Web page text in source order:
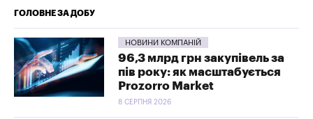
ГОЛОВНЕ ЗА ДОБУ
НОВИНИ КОМПАНІЙ
96,3 млрд грн закупівель за
пів року: як масштабується
Prozorro Market
8 СЕРПНЯ 2026